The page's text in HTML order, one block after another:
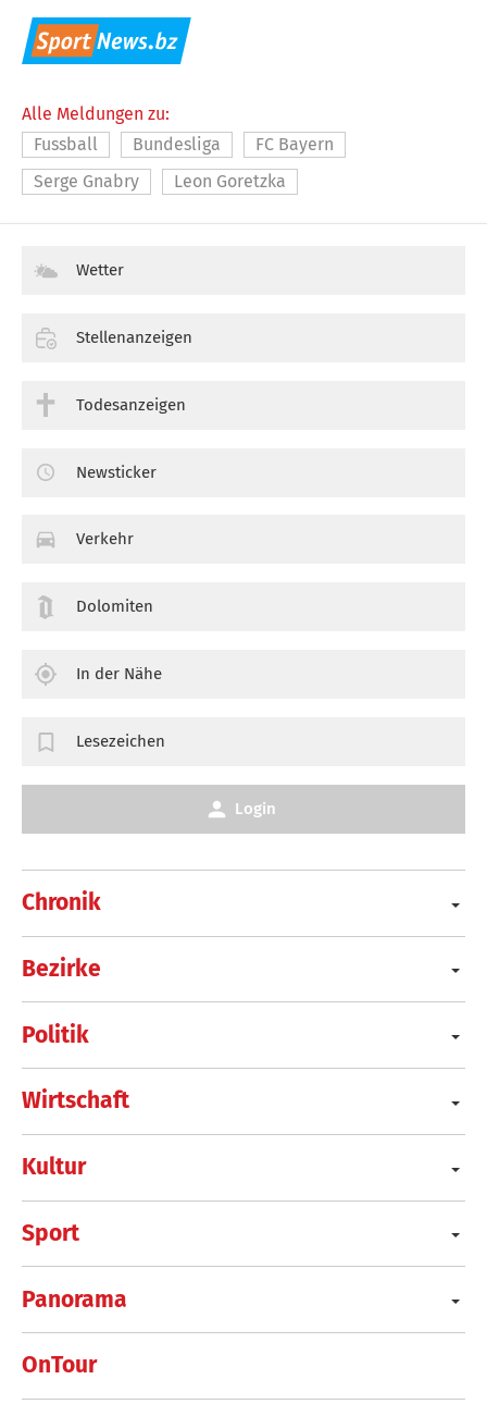
Alle Meldungen zu:
Fussball
Bundesliga
FC Bayern
Serge Gnabry
Leon Goretzka
Chronik
Bezirke
Politik
Wirtschaft
Kultur
Sport
Panorama
OnTour
Wetter
Stellenanzeigen
Todesanzeigen
Newsticker
Verkehr
Dolomiten
In der Nähe
Lesezeichen
Login